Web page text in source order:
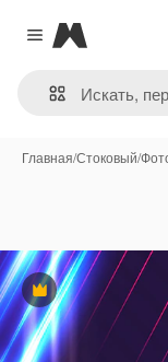
Close menu
Magnific
Главная/Стоковый/
Премиум